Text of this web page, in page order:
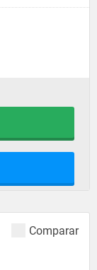
Comparar